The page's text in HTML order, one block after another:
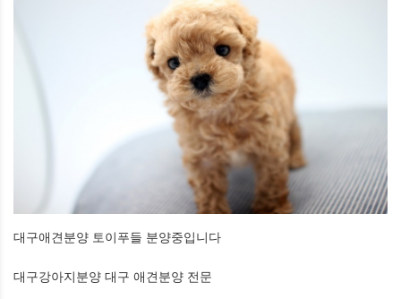
대구애견분양 토이푸들 분양중입니다
대구강아지분양 대구 애견분양 전문